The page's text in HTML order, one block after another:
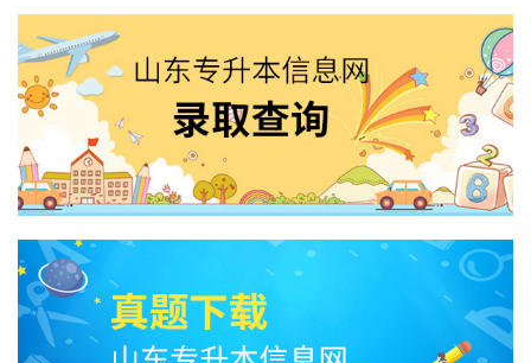
学校介绍 联系我们